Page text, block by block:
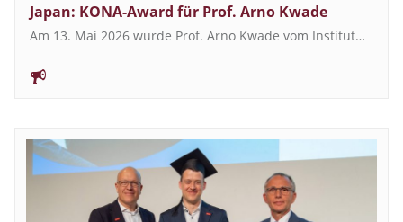
Japan: KONA-Award für Prof. Arno Kwade
Am 13. Mai 2026 wurde Prof. Arno Kwade vom Institut…